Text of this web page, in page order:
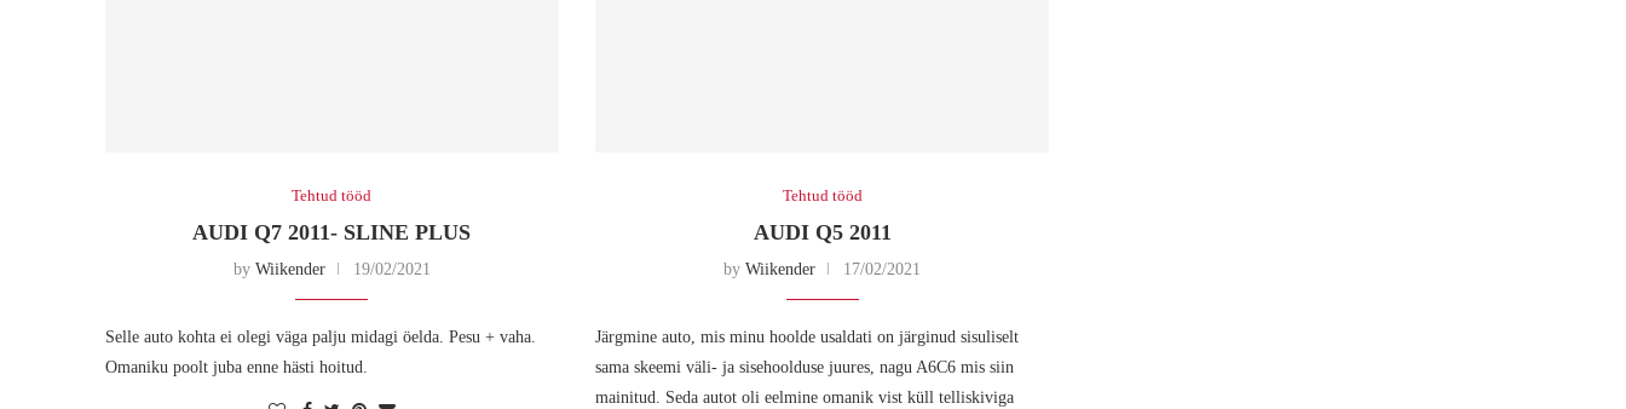
Tehtud tööd
AUDI Q7 2011- SLINE PLUS
by Wiikender 19/02/2021
Selle auto kohta ei olegi väga palju midagi öelda. Pesu + vaha.
Omaniku poolt juba enne hästi hoitud.
Tehtud tööd
AUDI Q5 2011
byWiikender 17/02/2021
Järgmine auto, mis minu hoolde usaldati on järginud sisuliselt
sama skeemi väli- ja sisehoolduse juures, nagu A6C6 mis siin
mainitud. Seda autot oli eelmine omanik vist küll telliskiviga